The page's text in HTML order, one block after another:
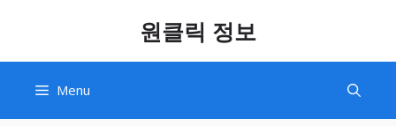
content
원클릭 정보
Menu